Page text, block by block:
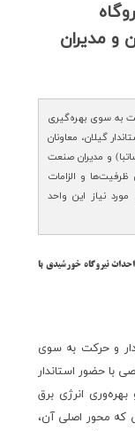
و مدیران
به سوی بهره‌گیری
گیلان، معاونان
و مدیران صنعت
و الزامات
نیاز این واحد
نیروگاه خورشیدی با
و حرکت به سوی
با حضور استاندار
بهره‌وری انرژی برق
که محور اصلی آن،